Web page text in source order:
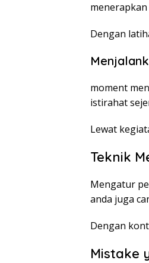
Dengan
moment
istirahat
Lewat
Teknik
Mengatur
anda juga
Dengan
Mistake